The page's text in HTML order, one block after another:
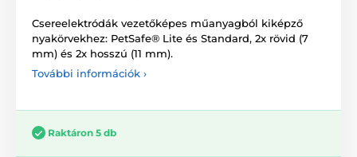
Csereelektródák vezetőképes műanyagból kiképző
nyakörvekhez: PetSafe® Lite és Standard, 2x rövid (7
mm) és 2x hosszú (11 mm).
További információk ›
Raktáron 5 db